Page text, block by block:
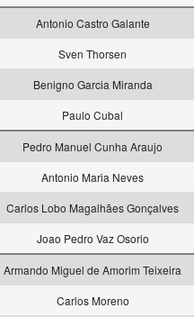
Antonio Castro Galante
Sven Thorsen
Benigno Garcia Miranda
Paulo Cubal
Pedro Manuel Cunha Araujo
Antonio Maria Neves
Carlos Lobo Magalhães Gonçalves
Joao Pedro Vaz Osorio
Armando Miguel de Amorim Teixeira
Carlos Moreno